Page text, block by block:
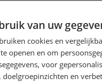
van uw
cookies en
openen en om
voor
en